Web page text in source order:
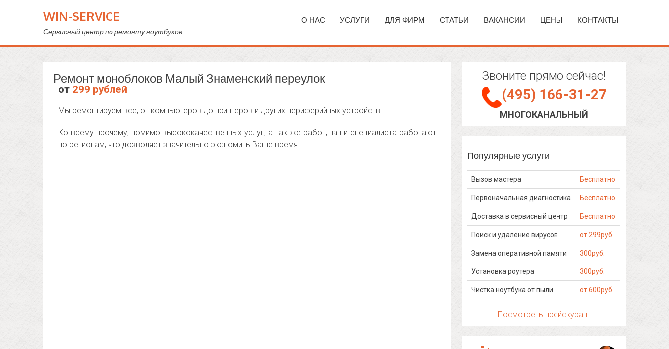
WIN-SERVICE
Сервисный центр по ремонту ноутбуков
О НАС УСЛУГИ ДЛЯ ФИРМ СТАТЬИ ВАКАНСИИ ЦЕНЫ КОНТАКТЫ
Ремонт моноблоков Малый Знаменский переулок
от 299 рублей
Мы ремонтируем все, от компьютеров до принтеров и других периферийных устройств.
Ко всему прочему, помимо высококачественных услуг, а так же работ, наши специалиста работают
по регионам, что дозволяет значительно экономить Ваше время.
Звоните прямо сейчас!
(495) 166-31-27
МНОГОКАНАЛЬНЫЙ
Популярные услуги
Вызов мастера Бесплатно
Первоначальная диагностика Бесплатно
Доставка в сервисный центр Бесплатно
Поиск и удаление вирусов от 299руб.
Замена оперативной памяти 300руб.
Установка роутера 300руб.
Чистка ноутбука от пыли от 600руб.
Посмотреть прейскурант